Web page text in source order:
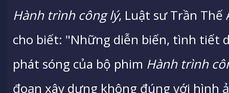
Hành trình công lý, Luật sư Trần Thế
cho biết: "Những diễn biến, tình tiết
phát sóng của bộ phim Hành trình
đoạn xây dựng không đúng với hình